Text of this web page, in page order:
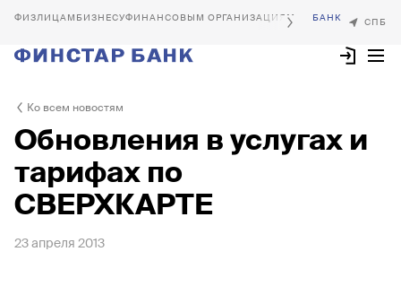
БИЗНЕСУФИНАНСОВЫМ ОРГАНИЗАЦИЯМ
Ко всем новостям
Обновления в услугах и
тарифах по
СВЕРХКАРТЕ
23 апреля 2013